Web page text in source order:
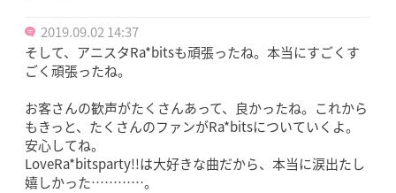
2019.09.02 14:37
そして、アニスタRa*bitsも頑張ったね。本当にすごくす
ごく頑張ったね。
お客さんの歓声がたくさんあって、良かったね。これから
もきっと、たくさんのファンがRa*bitsについていくよ。
安心してね。
LoveRa*bitsparty!!は大好きな曲だから、本当に涙出たし
嬉しかった…………。